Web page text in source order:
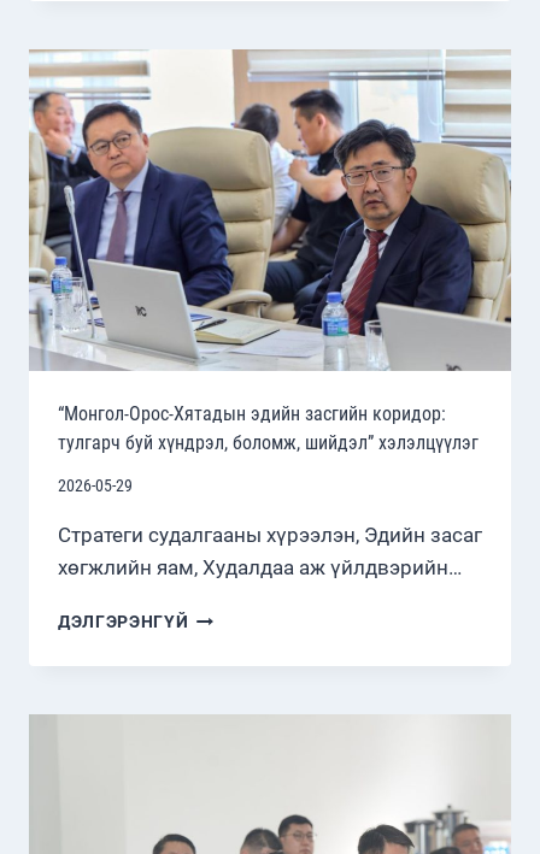
“Монгол-Орос-Хятадын эдийн засгийн коридор:
тулгарч буй хүндрэл, боломж, шийдэл” хэлэлцүүлэг
2026-05-29
Стратеги судалгааны хүрээлэн, Эдийн засаг
хөгжлийн яам, Худалдаа аж үйлдвэрийн…
ДЭЛГЭРЭНГҮЙ “МОНГОЛ-
ХЯТАДЫН
ЗАСГИЙН
БОЛОМЖ,